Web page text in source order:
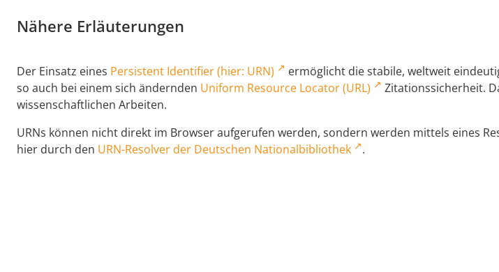
Nähere Erläuterungen
Der Einsatz eines Persistent Identifier (hier: URN)
ermöglicht die stabile, weltweit
so auch bei einem sich ändernden Uniform Resource Locator (URL)
Zitationssicherheit.
wissenschaftlichen Arbeiten.
URNs können nicht direkt im Browser aufgerufen werden, sondern werden mittels eines
hier durch den URN-Resolver der Deutschen Nationalbibliothek .